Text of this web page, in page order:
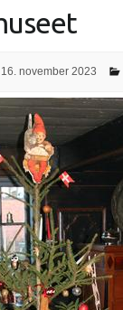
16. november 2023